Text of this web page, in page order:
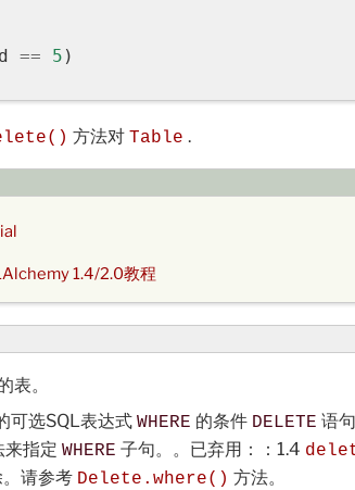
== 5 )
方法对 Table .
1.4/2.0教程
表。
可选SQL表达式 WHERE 的条件 DELETE 语
来指定 WHERE 子句。。已弃用：：1.4
请参考 Delete.where() 方法。